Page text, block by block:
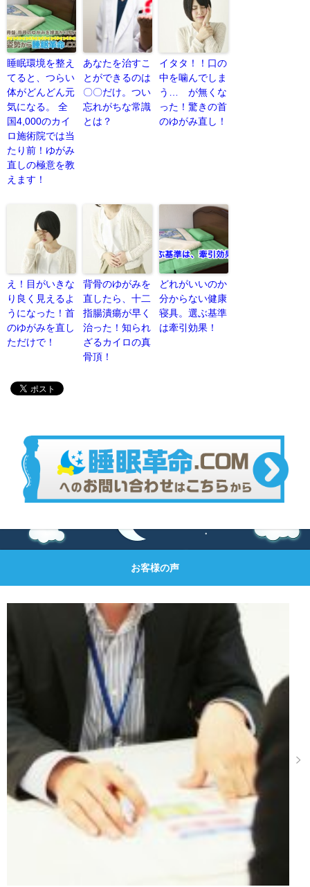
睡眠環境を整え
てると、つらい
体がどんどん元
気になる。 全
国4,000のカイ
ロ施術院では当
たり前！ゆがみ
直しの極意を教
えます！
あなたを治すこ
とができるのは
〇〇だけ。つい
忘れがちな常識
とは？
イタタ！！口の
中を噛んでしま
う… が無くな
った！驚きの首
のゆがみ直し！
え！目がいきな
り良く見えるよ
うになった！首
のゆがみを直し
ただけで！
背骨のゆがみを
直したら、十二
指腸潰瘍が早く
治った！知られ
ざるカイロの真
骨頂！
どれがいいのか
分からない健康
寝具。選ぶ基準
は牽引効果！
お客様の声